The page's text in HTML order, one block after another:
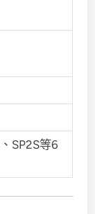
SP2S等6